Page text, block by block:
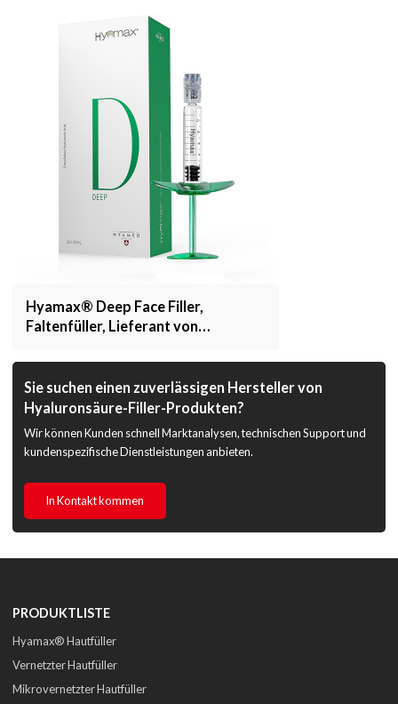
Hyamax® Deep Face Filler,
Faltenfüller, Lieferant von
Großhandel und Kunden
Sie suchen einen zuverlässigen Hersteller von
Hyaluronsäure-Filler-Produkten?
Wir können Kunden schnell Marktanalysen, technischen Support und
kundenspezifische Dienstleistungen anbieten.
In Kontakt kommen
PRODUKTLISTE
Hyamax® Hautfüller
Vernetzter Hautfüller
Mikrovernetzter Hautfüller